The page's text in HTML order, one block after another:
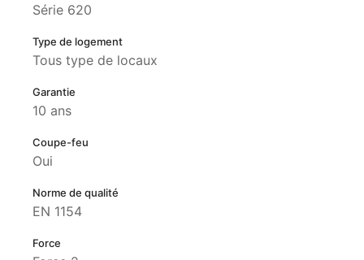
Série 620
Type de logement
Tous type de locaux
Garantie
10 ans
Coupe-feu
Oui
Norme de qualité
EN 1154
Force